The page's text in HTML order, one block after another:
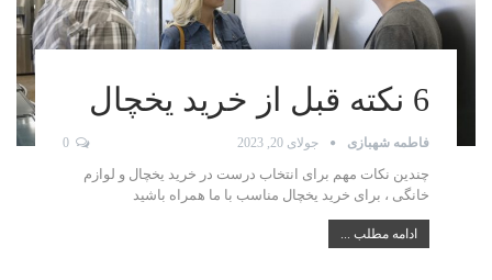
6 نکته قبل از خرید یخچال
فاطمه شهبازی جولای 20, 2023 0
چندین نکات مهم برای انتخاب درست در خرید یخچال و لوازم
خانگی ، برای خرید یخچال مناسب با ما همراه باشید
ادامه مطلب ...